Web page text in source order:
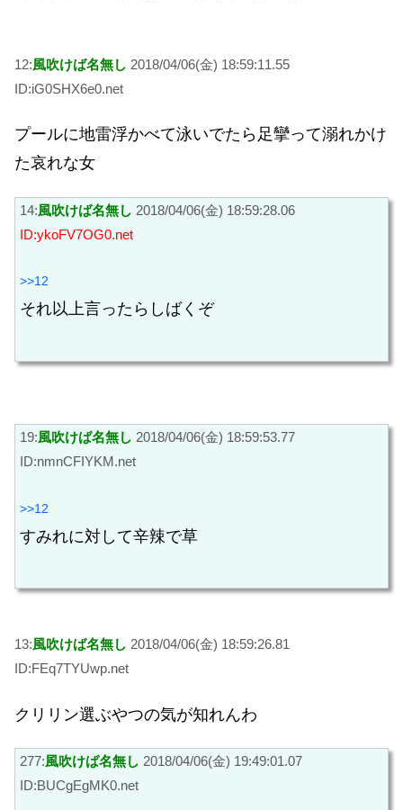
12:風吹けば名無し 2018/04/06(金) 18:59:11.55
ID:iG0SHX6e0.net
プールに地雷浮かべて泳いでたら足攣って溺れかけ
た哀れな女
14:風吹けば名無し 2018/04/06(金) 18:59:28.06
ID:ykoFV7OG0.net
>>12
それ以上言ったらしばくぞ
19:風吹けば名無し 2018/04/06(金) 18:59:53.77
ID:nmnCFIYKM.net
>>12
すみれに対して辛辣で草
13:風吹けば名無し 2018/04/06(金) 18:59:26.81
ID:FEq7TYUwp.net
クリリン選ぶやつの気が知れんわ
277:風吹けば名無し 2018/04/06(金) 19:49:01.07
ID:BUCgEgMK0.net